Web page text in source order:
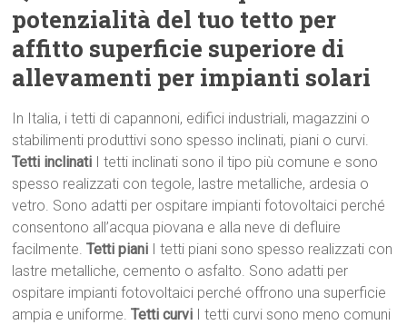
potenzialità del tuo tetto per
affitto superficie superiore di
allevamenti per impianti solari
In Italia, i tetti di capannoni, edifici industriali, magazzini o
stabilimenti produttivi sono spesso inclinati, piani o curvi.
Tetti inclinati I tetti inclinati sono il tipo più comune e sono
spesso realizzati con tegole, lastre metalliche, ardesia o
vetro. Sono adatti per ospitare impianti fotovoltaici perché
consentono all’acqua piovana e alla neve di defluire
facilmente.Tetti piani I tetti piani sono spesso realizzati con
lastre metalliche, cemento o asfalto. Sono adatti per
ospitare impianti fotovoltaici perché offrono una superficie
ampia e uniforme.Tetti curvi I tetti curvi sono meno comuni